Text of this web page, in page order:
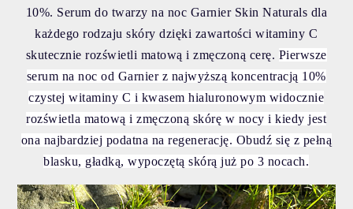
10%. Serum do twarzy na noc Garnier Skin Naturals dla
każdego rodzaju skóry dzięki zawartości witaminy C
skutecznie rozświetli matową i zmęczoną cerę. Pierwsze
serum na noc od Garnier z najwyższą koncentracją 10%
czystej witaminy C i kwasem hialuronowym widocznie
rozświetla matową i zmęczoną skórę w nocy i kiedy jest
ona najbardziej podatna na regenerację. Obudź się z pełną
blasku, gładką, wypoczętą skórą już po 3 nocach.